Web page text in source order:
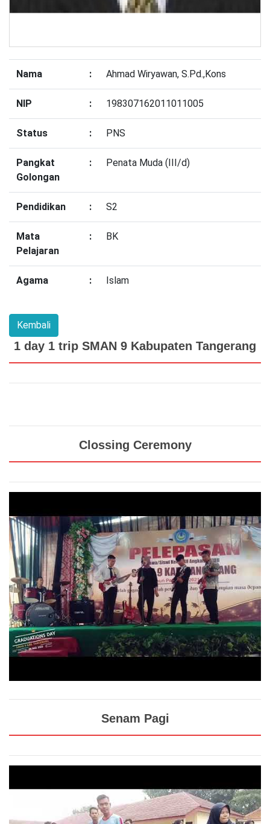
1 day 1 trip SMAN 9 Kabupaten Tangerang
Clossing Ceremony
Senam Pagi
Nama : Ahmad Wiryawan, S.Pd.,Kons
NIP : 198307162011011005
Status : PNS
Pangkat
Golongan
: Penata Muda (III/d)
Pendidikan : S2
Mata
Pelajaran
: BK
Agama : Islam